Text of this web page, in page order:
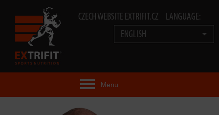
CZECH WEBSITE EXTRIFIT.CZ
LANGUAGE:
ENGLISH
Menu